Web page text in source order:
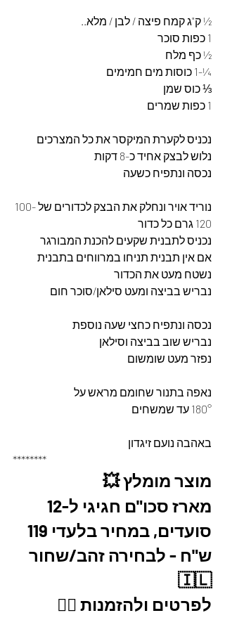
½ ק"ג קמח פיצה / לבן / מלא..
1 כפות סוכר
½ כף מלח
¼-1 כוסות מים חמימים
⅓ כוס שמן
1 כפות שמרים
נכניס לקערת המיקסר את כל המצרכים
נלוש לבצק אחיד כ-8 דקות
נכסה ונתפיח כשעה
נוריד אויר ונחלק את הבצק לכדורים של 100-
120 גרם כל כדור
נכניס לתבנית שקעים להכנת המבורגר
אם אין תבנית תניחו במרווחים בתבנית
נשטח מעט את הכדור
נבריש בביצה ומעט סילאן/סוכר חום
נכסה ונתפיח כחצי שעה נוספת
נבריש שוב בביצה וסילאן
נפזר מעט שומשום
נאפה בתנור שחומם מראש על
180° עד שמשחים
באהבה נועם זיגדון
********
מוצר מומלץ 💥
ש"ח - לבחירה זהב/שחור
🇮🇱
לפרטים ולהזמנות 👇🏼